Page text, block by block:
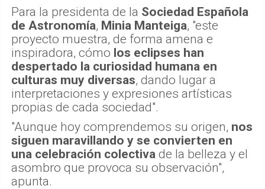
Para la presidenta de la Sociedad Española
de Astronomía, Minia Manteiga, "este
proyecto muestra, de forma amena e
inspiradora, cómo los eclipses han
despertado la curiosidad humana en
culturas muy diversas, dando lugar a
interpretaciones y expresiones artísticas
propias de cada sociedad".
"Aunque hoy comprendemos su origen, nos
siguen maravillando y se convierten en
una celebración colectiva de la belleza y el
asombro que provoca su observación",
apunta.